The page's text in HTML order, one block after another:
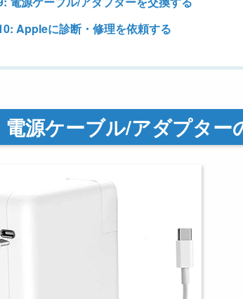
Appleに診断・修理を依頼する
源ケーブル/アダプター